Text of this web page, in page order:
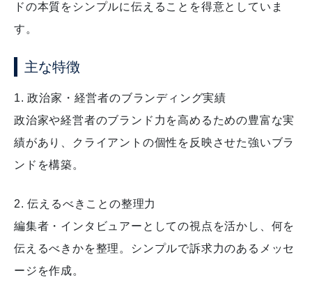
ドの本質をシンプルに伝えることを得意としていま
す。
主な特徴
1. 政治家・経営者のブランディング実績
政治家や経営者のブランド力を高めるための豊富な実
績があり、クライアントの個性を反映させた強いブラ
ンドを構築。
2. 伝えるべきことの整理力
編集者・インタビュアーとしての視点を活かし、何を
伝えるべきかを整理。シンプルで訴求力のあるメッセ
ージを作成。